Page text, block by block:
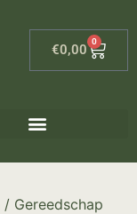
€0,00
0
/ Gereedschap